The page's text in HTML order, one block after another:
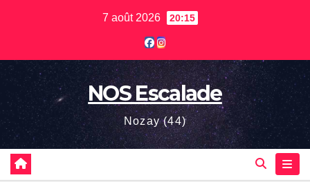
7 août 2026 20:15
NOS Escalade
Nozay (44)